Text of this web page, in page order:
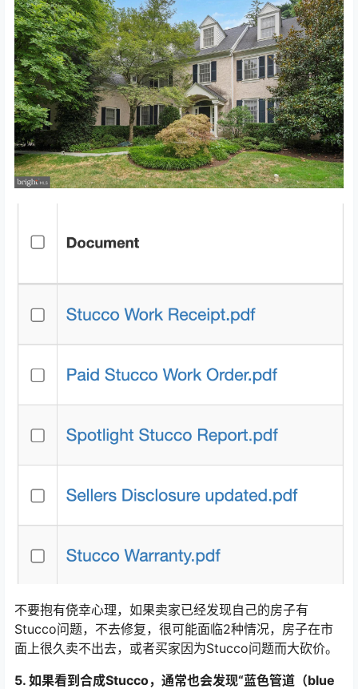
不要抱有侥幸心理，如果卖家已经发现自己的房子有
Stucco问题，不去修复，很可能面临2种情况，房子在市
面上很久卖不出去，或者买家因为Stucco问题而大砍价。
5. 如果看到合成Stucco，通常也会发现“蓝色管道（blue